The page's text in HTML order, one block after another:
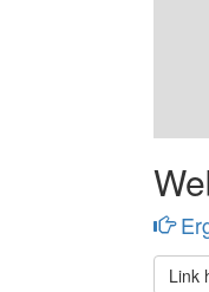
Link